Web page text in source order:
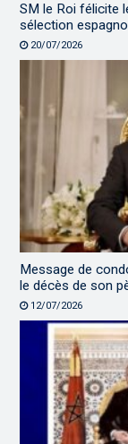
SM le Roi félicite
sélection
20/07/2026
Message de
le décès de son
12/07/2026